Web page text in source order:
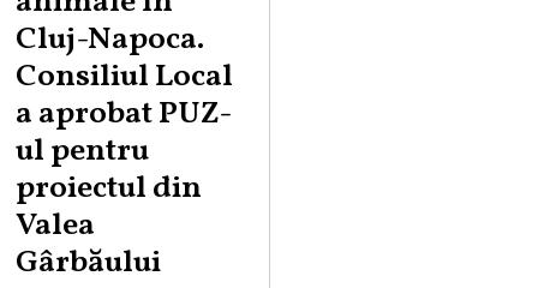
Cluj-Napoca.
Consiliul Local
a aprobat PUZ-
ul pentru
proiectul din
Valea
Gârbăului